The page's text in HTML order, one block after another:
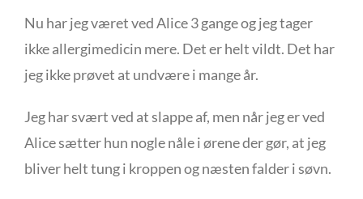
Nu har jeg været ved Alice 3 gange og jeg tager
ikke allergimedicin mere. Det er helt vildt. Det har
jeg ikke prøvet at undvære i mange år.
Jeg har svært ved at slappe af, men når jeg er ved
Alice sætter hun nogle nåle i ørene der gør, at jeg
bliver helt tung i kroppen og næsten falder i søvn.